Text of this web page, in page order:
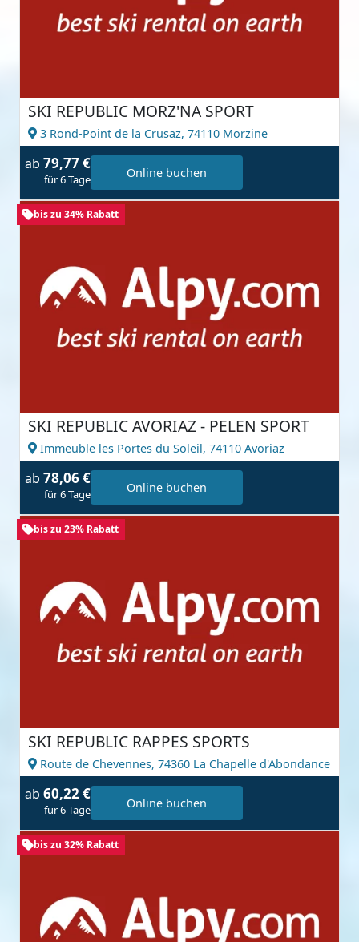
SKI REPUBLIC MORZ'NA SPORT
3 Rond-Point de la Crusaz, 74110 Morzine
ab 79,77 €
für 6 Tage Online buchen
bis zu 34% Rabatt
SKI REPUBLIC AVORIAZ - PELEN SPORT
Immeuble les Portes du Soleil, 74110 Avoriaz
ab 78,06 €
für 6 Tage Online buchen
bis zu 23% Rabatt
SKI REPUBLIC RAPPES SPORTS
Route de Chevennes, 74360 La Chapelle d'Abondance
ab 60,22 €
für 6 Tage Online buchen
bis zu 32% Rabatt